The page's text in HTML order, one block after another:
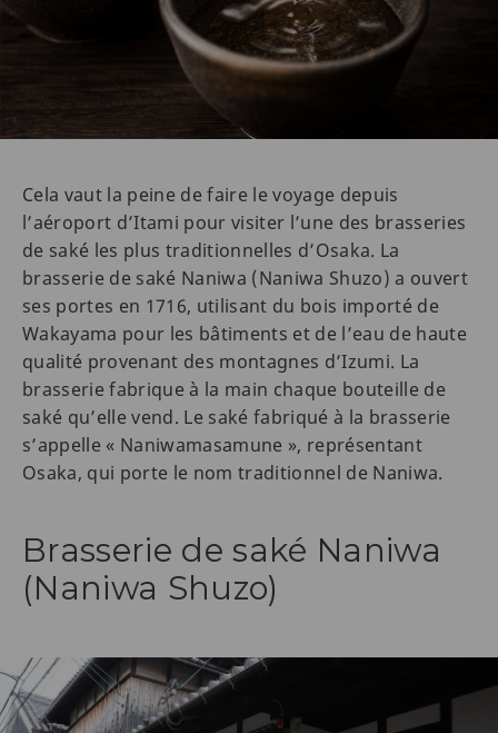
Cela vaut la peine de faire le voyage depuis
l’aéroport d’Itami pour visiter l’une des brasseries
de saké les plus traditionnelles d’Osaka. La
brasserie de saké Naniwa (Naniwa Shuzo) a ouvert
ses portes en 1716, utilisant du bois importé de
Wakayama pour les bâtiments et de l’eau de haute
qualité provenant des montagnes d’Izumi. La
brasserie fabrique à la main chaque bouteille de
saké qu’elle vend. Le saké fabriqué à la brasserie
s’appelle « Naniwamasamune », représentant
Osaka, qui porte le nom traditionnel de Naniwa.
Brasserie de saké Naniwa
(Naniwa Shuzo)